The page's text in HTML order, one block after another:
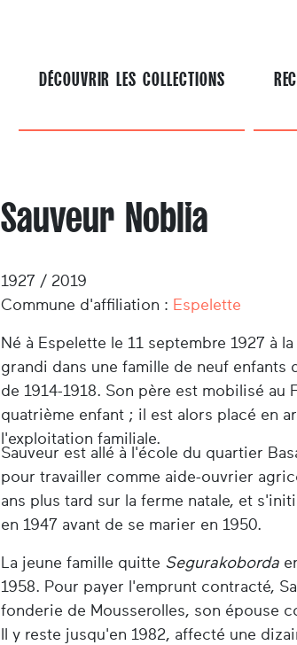
DÉCOUVRIR LES COLLECTIONS
Sauveur Noblia
1927 / 2019
Commune d'affiliation : Espelette
Né à Espelette le 11 septembre 1927 à
grandi dans une famille de neuf
de 1914-1918. Son père est mobilisé au
quatrième enfant ; il est alors placé en
l'exploitation familiale.
Sauveur est allé à l'école du quartier
pour travailler comme aide-ouvrier
ans plus tard sur la ferme natale, et
en 1947 avant de se marier en 1950.
La jeune famille quitte Segurakoborda
1958. Pour payer l'emprunt contracté,
fonderie de Mousserolles, son épouse
Il y reste jusqu'en 1982, affecté une